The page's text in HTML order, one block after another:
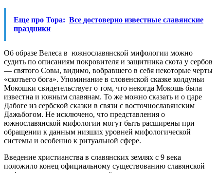
Еще про Тора: Все достоверно известные славянские
праздники
Об образе Велеса в южнославянской мифологии можно
судить по описаниям покровителя и защитника скота у сербов
— святого Совы, видимо, вобравшего в себя некоторые черты
«скотьего бога». Упоминание в словенской сказке колдуньи
Мокошки свидетельствует о том, что некогда Мокошь была
известна и южным славянам. То же можно сказать и о царе
Дабоге из сербской сказки в связи с восточнославянским
Дажьбогом. Не исключено, что представления о
южнославянской мифологии могут быть расширены при
обращении к данным низших уровней мифологической
системы и особенно к ритуальной сфере.
Введение христианства в славянских землях с 9 века
положило конец официальному существованию славянской